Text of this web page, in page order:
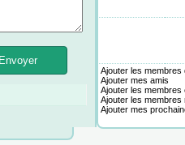
Ajouter les
Ajouter mes amis
Ajouter les membres
Ajouter les membres
Ajouter mes